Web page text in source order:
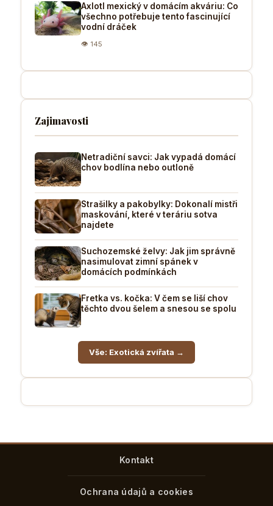
Axlotl mexický v domácím akváriu: Co
všechno potřebuje tento fascinující
vodní dráček
👁 145
Zajimavosti
Netradiční savci: Jak vypadá domácí
chov bodlína nebo outloně
Strašilky a pakobylky: Dokonalí mistři
maskování, které v teráriu sotva
najdete
Suchozemské želvy: Jak jim správně
nasimulovat zimní spánek v
domácích podmínkách
Fretka vs. kočka: V čem se liší chov
těchto dvou šelem a snesou se spolu
Vše: Exotická zvířata →
Kontakt
Ochrana údajů a cookies